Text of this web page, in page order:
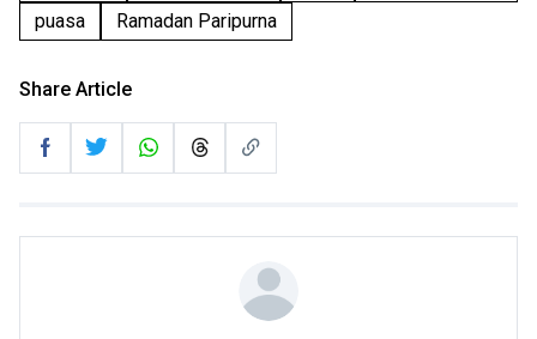
puasa
Ramadan Paripurna
Share Article